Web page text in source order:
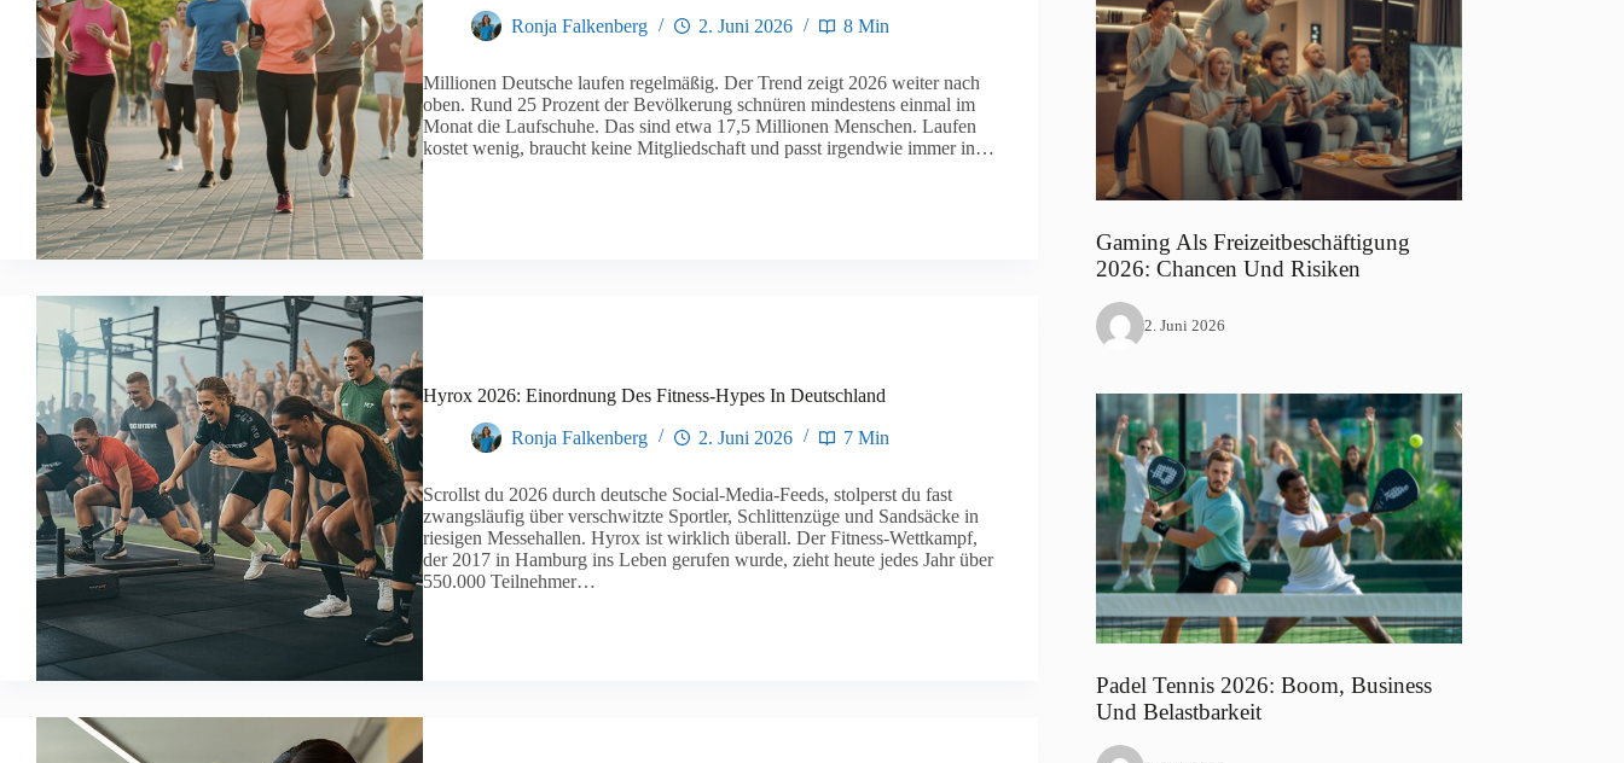
Ronja Falkenberg 2. Juni 2026 8 Min
Millionen Deutsche laufen regelmäßig. Der Trend zeigt 2026 weiter nach
oben. Rund 25 Prozent der Bevölkerung schnüren mindestens einmal im
Monat die Laufschuhe. Das sind etwa 17,5 Millionen Menschen. Laufen
kostet wenig, braucht keine Mitgliedschaft und passt irgendwie immer in…
Hyrox 2026: Einordnung Des Fitness-Hypes In Deutschland
Ronja Falkenberg 2. Juni 2026 7 Min
Scrollst du 2026 durch deutsche Social-Media-Feeds, stolperst du fast
zwangsläufig über verschwitzte Sportler, Schlittenzüge und Sandsäcke in
riesigen Messehallen. Hyrox ist wirklich überall. Der Fitness-Wettkampf,
der 2017 in Hamburg ins Leben gerufen wurde, zieht heute jedes Jahr über
550.000 Teilnehmer…
Gaming Als Freizeitbeschäftigung
2026: Chancen Und Risiken
2. Juni 2026
Padel Tennis 2026: Boom, Business
Und Belastbarkeit